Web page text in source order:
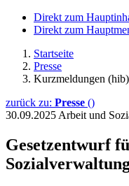
Direkt zum
Direkt zum
Startseite
Presse
Kurzmeldungen (hib)
zurück zu: Presse ()
30.09.2025 Arbeit und
Gesetzentwurf